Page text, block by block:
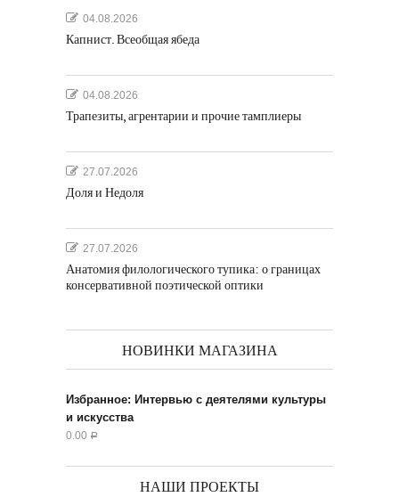
04.08.2026
Капнист. Всеобщая ябеда
04.08.2026
Трапезиты, агрентарии и прочие тамплиеры
27.07.2026
Доля и Недоля
27.07.2026
Анатомия филологического тупика: о границах
консервативной поэтической оптики
НОВИНКИ МАГАЗИНА
Избранное: Интервью с деятелями культуры
и искусства
0.00 Р
НАШИ ПРОЕКТЫ